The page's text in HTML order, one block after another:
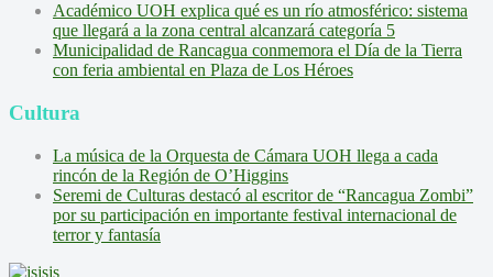
Académico UOH explica qué es un río atmosférico: sistema
que llegará a la zona central alcanzará categoría 5
Municipalidad de Rancagua conmemora el Día de la Tierra
con feria ambiental en Plaza de Los Héroes
Cultura
La música de la Orquesta de Cámara UOH llega a cada
rincón de la Región de O’Higgins
Seremi de Culturas destacó al escritor de “Rancagua Zombi”
por su participación en importante festival internacional de
terror y fantasía